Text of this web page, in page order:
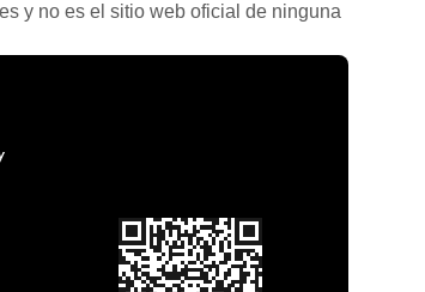
y no es el sitio web oficial de ninguna